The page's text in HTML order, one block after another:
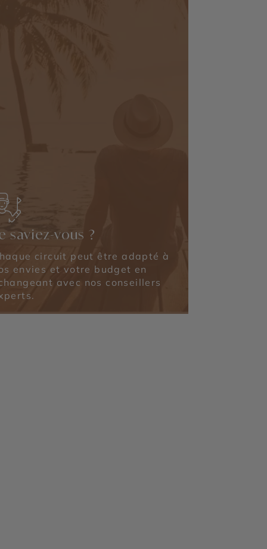
saviez-vous ?
circuit peut être adapté à
envies et votre budget en
avec nos conseillers